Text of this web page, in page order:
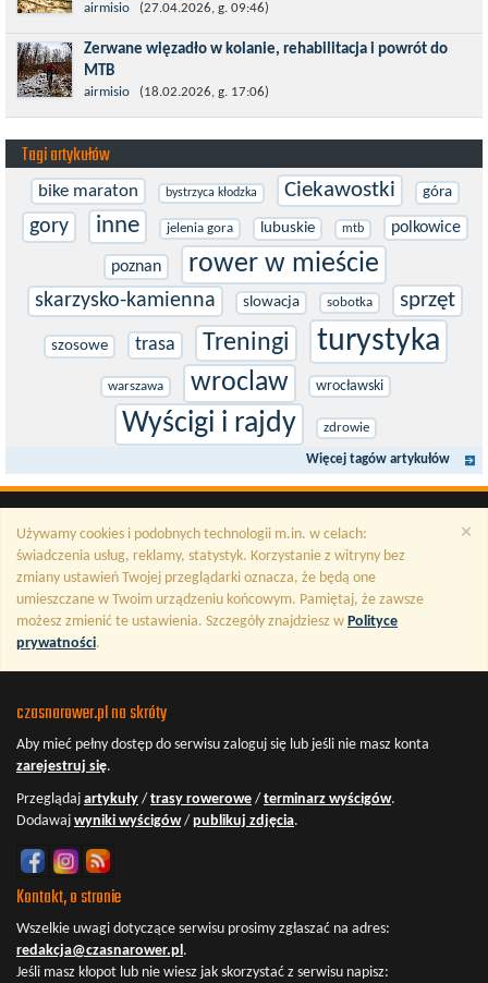
Prawdziwym testem po kontuzji kolana i uszkodzeniu więzadeł
jest powrót do sportowej rywalizacji. Podczas zawodów znikają
bariery,...
airmisio (27.04.2026, g. 09:46)
Zerwane więzadło w kolanie, rehabilitacja i powrót do
MTB
W sporcie nie ma kalkulacji, niezależnie od stopnia
zaawansowania. Trenujesz, startujesz w zawodach i chcesz po
prostu oddać się grze, dać z siebie...
airmisio (18.02.2026, g. 17:06)
Tagi artykułów
bike maraton bystrzyca kłodzka Ciekawostki góra
gory inne jelenia gora lubuskie mtb polkowice
poznan rower w mieście
skarzysko-kamienna slowacja sobotka sprzęt
szosowe trasa Treningi turystyka
warszawa wroclaw wrocławski
Wyścigi i rajdy zdrowie
Więcej tagów artykułów
×
Używamy cookies i podobnych technologii m.in. w celach:
świadczenia usług, reklamy, statystyk. Korzystanie z witryny bez
zmiany ustawień Twojej przeglądarki oznacza, że będą one
umieszczane w Twoim urządzeniu końcowym. Pamiętaj, że zawsze
możesz zmienić te ustawienia. Szczegóły znajdziesz w Polityce
prywatności.
czasnarower.pl na skróty
Aby mieć pełny dostęp do serwisu zaloguj się lub jeśli nie masz konta
zarejestruj się.
Przeglądaj artykuły / trasy rowerowe / terminarz wyścigów.
Dodawaj wyniki wyścigów/ publikuj zdjęcia.
Kontakt, o stronie
Wszelkie uwagi dotyczące serwisu prosimy zgłaszać na adres:
redakcja@czasnarower.pl.
Jeśli masz kłopot lub nie wiesz jak skorzystać z serwisu napisz: